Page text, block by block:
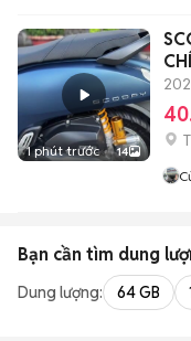
1 phút trước 14
Bạn cần tìm dung
Dung lượng: 64 GB